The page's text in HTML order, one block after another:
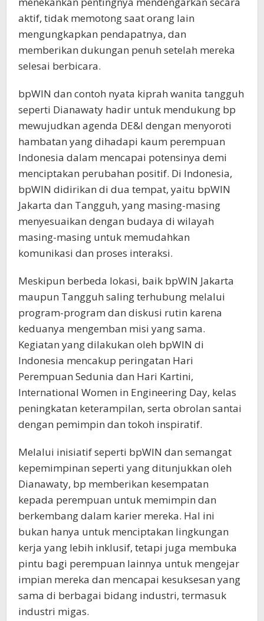
aktif, tidak memotong saat orang lain
mengungkapkan pendapatnya, dan
memberikan dukungan penuh setelah mereka
selesai berbicara.
bpWIN dan contoh nyata kiprah wanita tangguh
seperti Dianawaty hadir untuk mendukung bp
mewujudkan agenda DE&I dengan menyoroti
hambatan yang dihadapi kaum perempuan
Indonesia dalam mencapai potensinya demi
menciptakan perubahan positif. Di Indonesia,
bpWIN didirikan di dua tempat, yaitu bpWIN
Jakarta dan Tangguh, yang masing-masing
menyesuaikan dengan budaya di wilayah
masing-masing untuk memudahkan
komunikasi dan proses interaksi.
Meskipun berbeda lokasi, baik bpWIN Jakarta
maupun Tangguh saling terhubung melalui
program-program dan diskusi rutin karena
keduanya mengemban misi yang sama.
Kegiatan yang dilakukan oleh bpWIN di
Indonesia mencakup peringatan Hari
Perempuan Sedunia dan Hari Kartini,
International Women in Engineering Day, kelas
peningkatan keterampilan, serta obrolan santai
dengan pemimpin dan tokoh inspiratif.
Melalui inisiatif seperti bpWIN dan semangat
kepemimpinan seperti yang ditunjukkan oleh
Dianawaty, bp memberikan kesempatan
kepada perempuan untuk memimpin dan
berkembang dalam karier mereka. Hal ini
bukan hanya untuk menciptakan lingkungan
kerja yang lebih inklusif, tetapi juga membuka
pintu bagi perempuan lainnya untuk mengejar
impian mereka dan mencapai kesuksesan yang
sama di berbagai bidang industri, termasuk
industri migas.